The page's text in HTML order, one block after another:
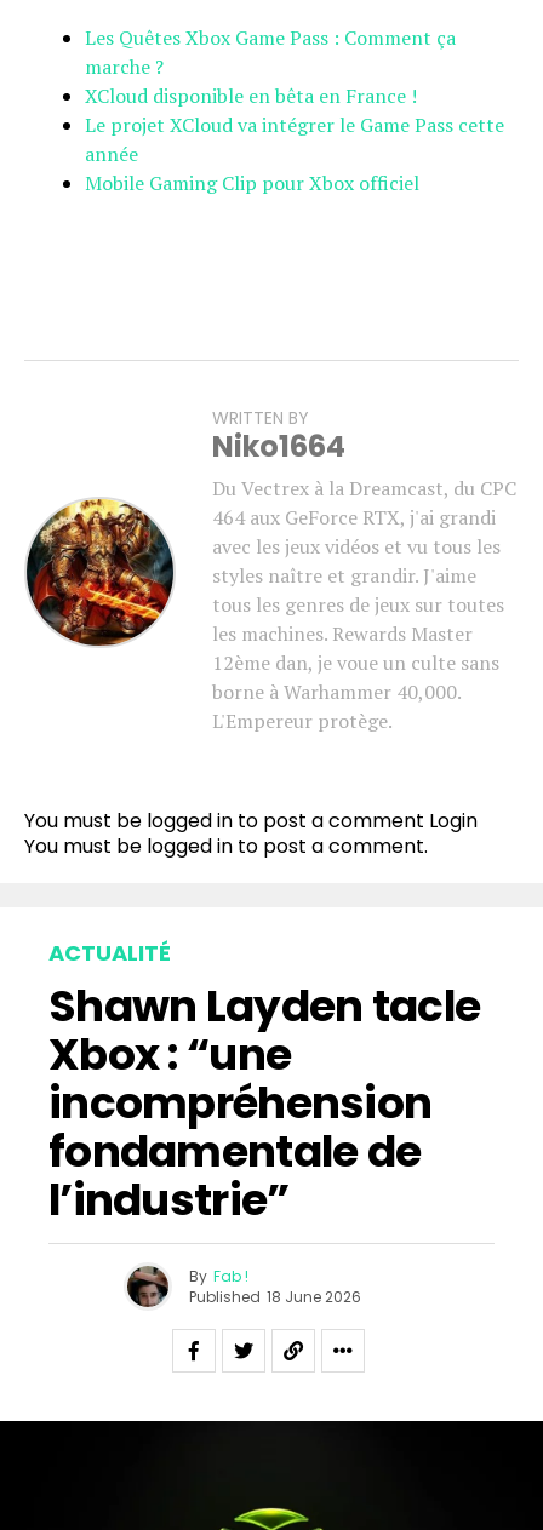
Les Quêtes Xbox Game Pass : Comment ça
marche ?
XCloud disponible en bêta en France !
Le projet XCloud va intégrer le Game Pass cette
année
Mobile Gaming Clip pour Xbox officiel
WRITTEN BY
Niko1664
Du Vectrex à la Dreamcast, du CPC
464 aux GeForce RTX, j'ai grandi
avec les jeux vidéos et vu tous les
styles naître et grandir. J'aime
tous les genres de jeux sur toutes
les machines. Rewards Master
12ème dan, je voue un culte sans
borne à Warhammer 40,000.
L'Empereur protège.
You must be logged in to post a comment Login
You must be logged in to post a comment.
ACTUALITÉ
Shawn Layden tacle
Xbox : “une
incompréhension
fondamentale de
l’industrie”
By Fab !
Published 18 June 2026